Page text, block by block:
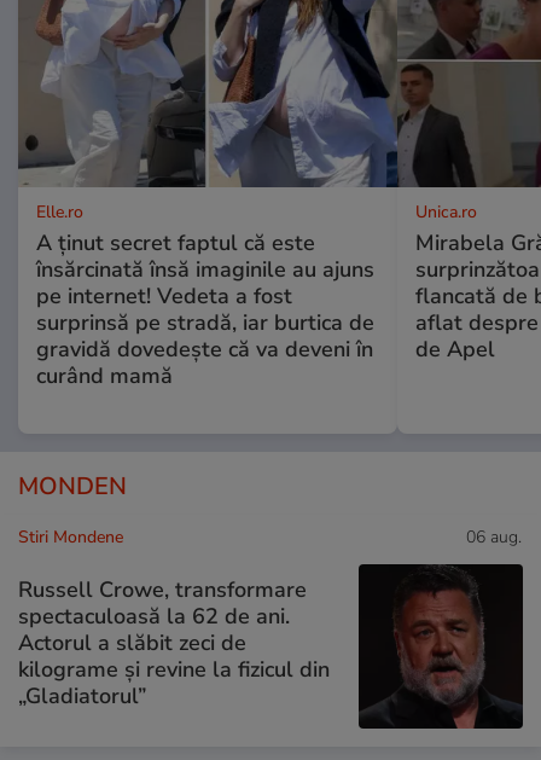
Elle.ro
A ținut secret faptul că este
însărcinată însă imaginile au ajuns
pe internet! Vedeta a fost
surprinsă pe stradă, iar burtica de
gravidă dovedește că va deveni în
curând mamă
Unica.ro
Mirabela
flancată de
aflat
de Apel
MONDEN
Stiri Mondene 06 aug.
Russell Crowe, transformare
spectaculoasă la 62 de ani.
Actorul a slăbit zeci de
kilograme și revine la fizicul din
„Gladiatorul”